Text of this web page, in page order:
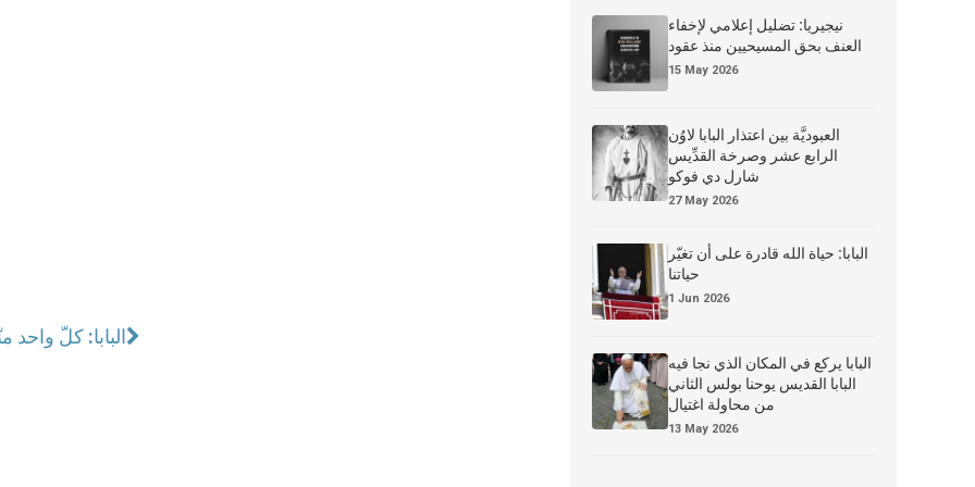
البابا: كلّ واحد
نيجيريا: تضليل إعلامي لإخفاء
العنف بحق المسيحيين منذ عقود
15 May 2026
العبوديَّة بين اعتذار البابا لاوُن
الرابع عشر وصرخة القدِّيس
شارل دي فوكو
27 May 2026
البابا: حياة الله قادرة على أن تغيّر
حياتنا
1 Jun 2026
البابا يركع في المكان الذي نجا فيه
البابا القديس يوحنا بولس الثاني
من محاولة اغتيال
13 May 2026